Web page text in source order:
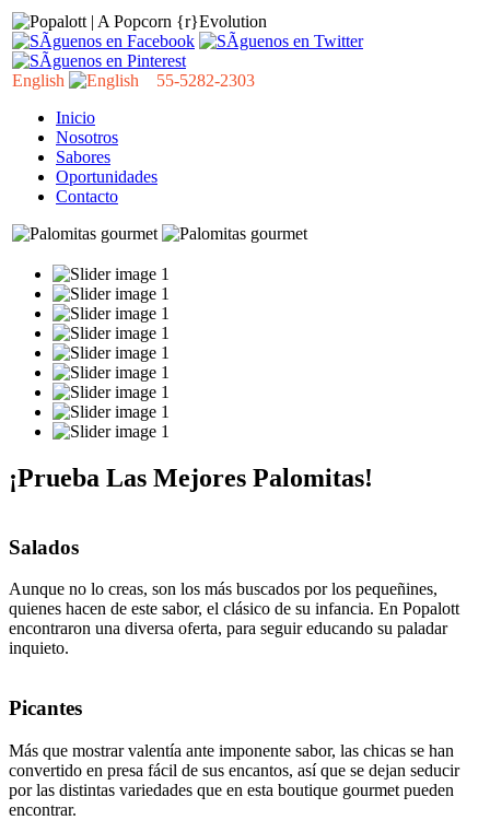
English
55-5282-2303
Inicio
Nosotros
Sabores
Oportunidades
Contacto
¡Prueba Las Mejores Palomitas!
Salados
Aunque no lo creas, son los más buscados por los pequeñines,
quienes hacen de este sabor, el clásico de su infancia. En Popalott
encontraron una diversa oferta, para seguir educando su paladar
inquieto.
Picantes
Más que mostrar valentía ante imponente sabor, las chicas se han
convertido en presa fácil de sus encantos, así que se dejan seducir
por las distintas variedades que en esta boutique gourmet pueden
encontrar.